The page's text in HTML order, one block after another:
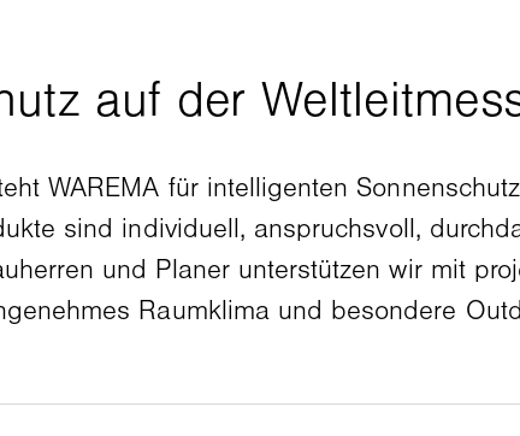
WAREMA für intelligenten
sind individuell, anspruchsvoll,
und Planer unterstützen wir mit
Raumklima und besondere